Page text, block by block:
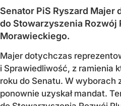
Senator PiS Ryszard Majer
do Stowarzyszenia Rozwój
Morawieckiego.
Majer dotychczas
i Sprawiedliwość, z ramienia
roku do Senatu. W wyborach
ponownie uzyskał mandat.